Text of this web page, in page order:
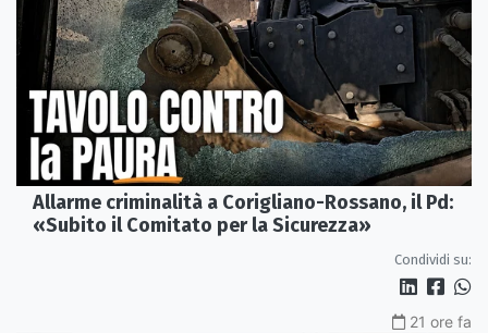
Allarme criminalità a Corigliano-Rossano, il Pd:
«Subito il Comitato per la Sicurezza»
Condividi su:
21 ore fa